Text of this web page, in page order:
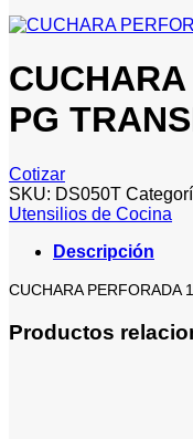
PG
Cotizar
SKU: DS050T
Utensilios de Cocina
Descripción
CUCHARA PERFORADA
Productos